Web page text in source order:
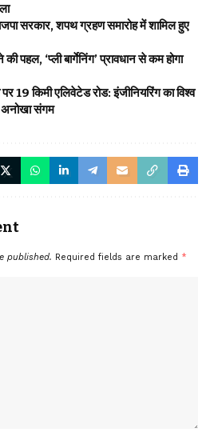
सरकार, शपथ ग्रहण समारोह में शामिल हुए
पहल, ‘प्ली बार्गेनिंग’ प्रावधान से कम होगा
19 किमी एलिवेटेड रोड: इंजीनियरिंग का विश्व
अनोखा संगम
published. Required fields are marked *